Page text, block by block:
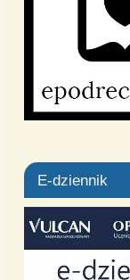
E-dziennik